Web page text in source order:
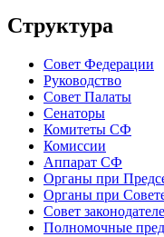
Структура
Совет Федерации
Руководство
Совет Палаты
Сенаторы
Комитеты СФ
Комиссии
Аппарат СФ
Органы при
Органы при
Совет
Полномочные